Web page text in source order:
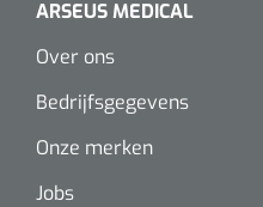
Wearables
Software
Steriele velden
ARSEUS MEDICAL
Over ons
Bedrijfsgegevens
Onze merken
Jobs